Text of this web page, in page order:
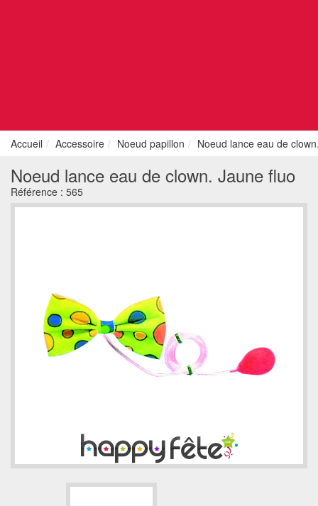
Accueil Accessoire Noeud papillon Noeud lance eau de
Noeud lance eau de clown. Jaune fluo
Référence : 565